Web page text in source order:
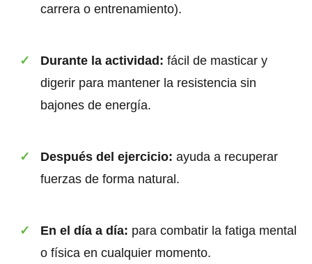
carrera o entrenamiento).
Durante la actividad: fácil de masticar y
digerir para mantener la resistencia sin
bajones de energía.
Después del ejercicio: ayuda a recuperar
fuerzas de forma natural.
En el día a día: para combatir la fatiga mental
o física en cualquier momento.